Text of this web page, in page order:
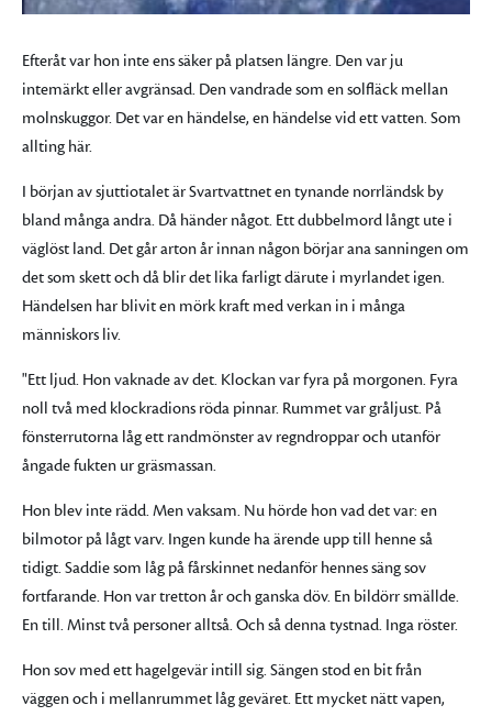
Efteråt var hon inte ens säker på platsen längre. Den var ju
intemärkt eller avgränsad. Den vandrade som en solfläck mellan
molnskuggor. Det var en händelse, en händelse vid ett vatten. Som
allting här.
I början av sjuttiotalet är Svartvattnet en tynande norrländsk by
bland många andra. Då händer något. Ett dubbelmord långt ute i
väglöst land. Det går arton år innan någon börjar ana sanningen om
det som skett och då blir det lika farligt därute i myrlandet igen.
Händelsen har blivit en mörk kraft med verkan in i många
människors liv.
"Ett ljud. Hon vaknade av det. Klockan var fyra på morgonen. Fyra
noll två med klockradions röda pinnar. Rummet var gråljust. På
fönsterrutorna låg ett randmönster av regndroppar och utanför
ångade fukten ur gräsmassan.
Hon blev inte rädd. Men vaksam. Nu hörde hon vad det var: en
bilmotor på lågt varv. Ingen kunde ha ärende upp till henne så
tidigt. Saddie som låg på fårskinnet nedanför hennes säng sov
fortfarande. Hon var tretton år och ganska döv. En bildörr smällde.
En till. Minst två personer alltså. Och så denna tystnad. Inga röster.
Hon sov med ett hagelgevär intill sig. Sängen stod en bit från
väggen och i mellanrummet låg geväret. Ett mycket nätt vapen,